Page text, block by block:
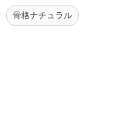
骨格ナチュラル